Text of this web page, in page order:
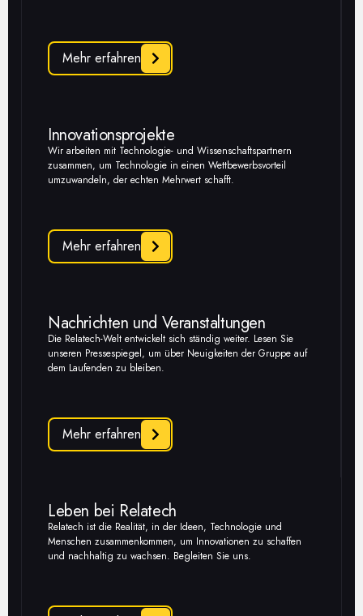
Mehr erfahren
Innovationsprojekte
Wir arbeiten mit Technologie- und Wissenschaftspartnern
zusammen, um Technologie in einen Wettbewerbsvorteil
umzuwandeln, der echten Mehrwert schafft.
Mehr erfahren
Nachrichten und Veranstaltungen
Die Relatech-Welt entwickelt sich ständig weiter. Lesen Sie
unseren Pressespiegel, um über Neuigkeiten der Gruppe auf
dem Laufenden zu bleiben.
Mehr erfahren
Leben bei Relatech
Relatech ist die Realität, in der Ideen, Technologie und
Menschen zusammenkommen, um Innovationen zu schaffen
und nachhaltig zu wachsen. Begleiten Sie uns.